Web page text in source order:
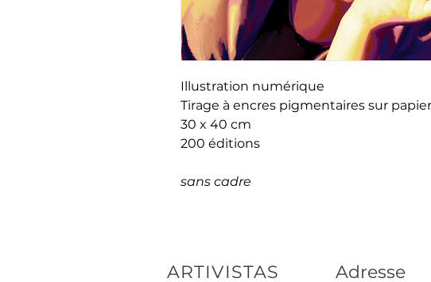
Illustration numérique
Tirage à encres pigmentaires sur
30 x 40 cm
200 éditions
sans cadre
ARTIVISTAS Adresse